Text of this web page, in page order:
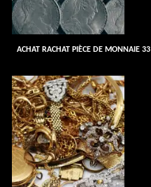
ACHAT RACHAT PIÈCE DE MONNAIE 33